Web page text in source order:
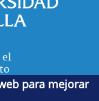
para mejorar